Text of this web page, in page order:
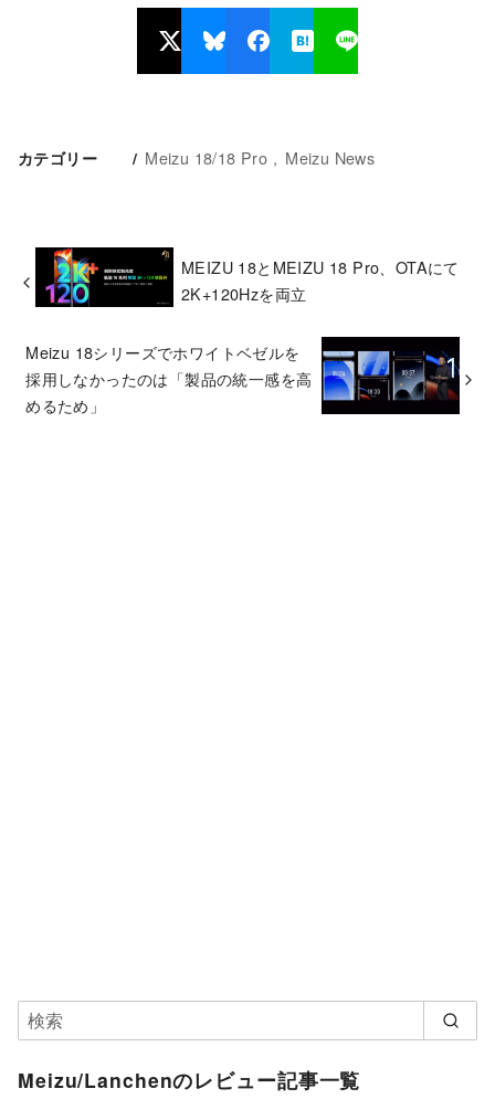
カテゴリー Meizu 18/18 Pro Meizu News
MEIZU 18とMEIZU 18 Pro、OTAにて
2K+120Hzを両立
Meizu 18シリーズでホワイトベゼルを
採用しなかったのは「製品の統一感を高
めるため」
Meizu/Lanchenのレビュー記事一覧